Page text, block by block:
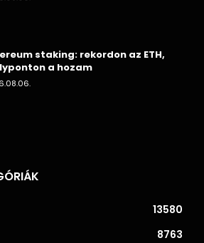
staking: rekordon az ETH,
a hozam
13580
8763